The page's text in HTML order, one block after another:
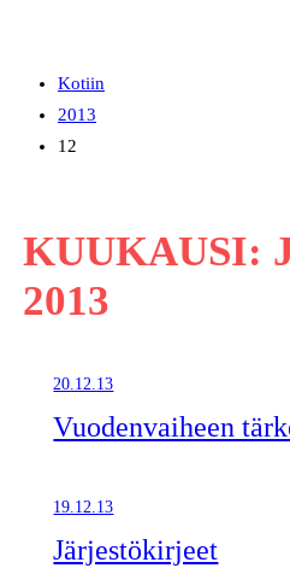
Kotiin
2013
12
KUUKAUSI:
2013
20.12.13
Vuodenvaiheen
19.12.13
Järjestökirjeet